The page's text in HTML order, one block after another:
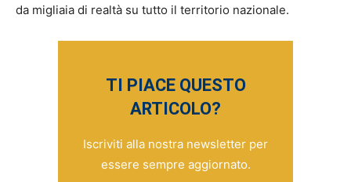
da migliaia di realtà su tutto il territorio nazionale.
TI PIACE QUESTO
ARTICOLO?
Iscriviti alla nostra newsletter per
essere sempre aggiornato.